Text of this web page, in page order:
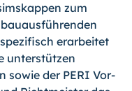
zum
erarbeitet
unterstützen
sowie der PERI Vor-